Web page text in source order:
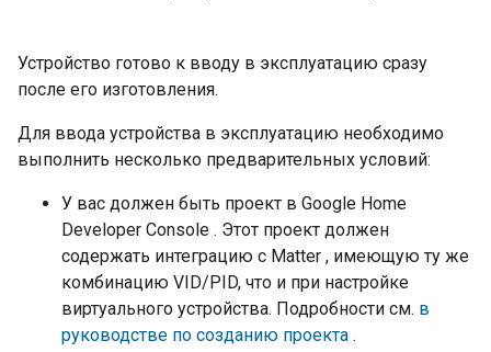
Устройство готово к вводу в эксплуатацию сразу
после его изготовления.
Для ввода устройства в эксплуатацию необходимо
выполнить несколько предварительных условий:
У вас должен быть проект в Google Home
Developer Console . Этот проект должен
содержать интеграцию с Matter , имеющую ту же
комбинацию VID/PID, что и при настройке
виртуального устройства. Подробности см. в
руководстве по созданию проекта .